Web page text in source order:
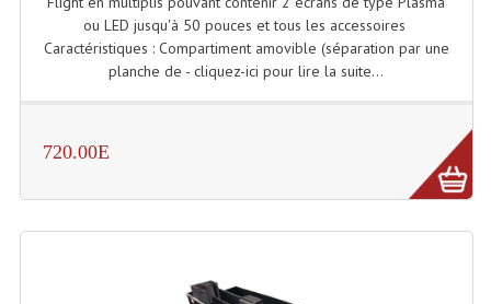
Microphones Scène Et Studio
Microphones Filaires
Micros De Studio
Multi-Effets, Reverbes Etc...
ou LED jusqu'à 50 pouces et tous les accessoires
Caractéristiques : Compartiment amovible (séparation par une
planche de - cliquez-ici pour lire la suite...
720.00E